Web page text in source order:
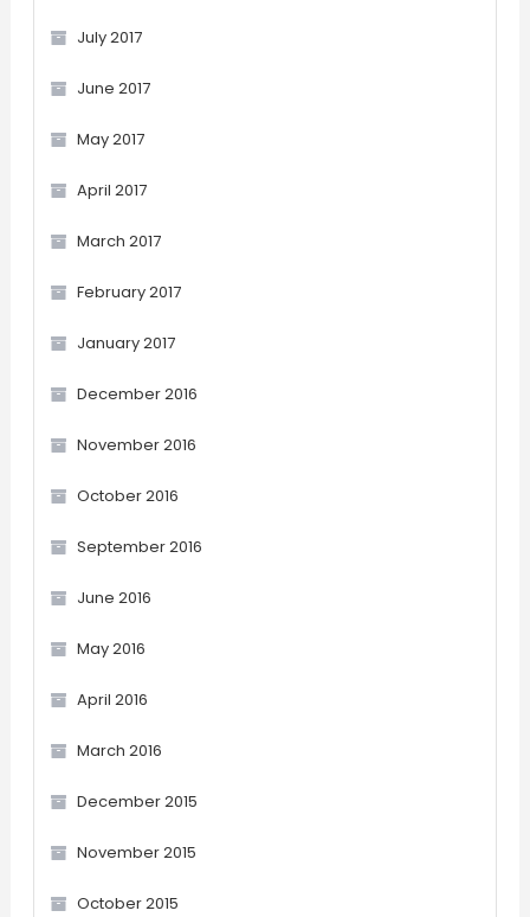
July 2017
June 2017
May 2017
April 2017
March 2017
February 2017
January 2017
December 2016
November 2016
October 2016
September 2016
June 2016
May 2016
April 2016
March 2016
December 2015
November 2015
October 2015